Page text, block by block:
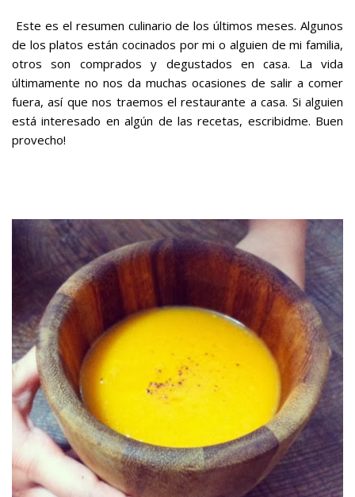
Este es el resumen culinario de los últimos meses. Algunos
de los platos están cocinados por mi o alguien de mi familia,
otros son comprados y degustados en casa. La vida
últimamente no nos da muchas ocasiones de salir a comer
fuera, así que nos traemos el restaurante a casa. Si alguien
está interesado en algún de las recetas, escribidme. Buen
provecho!